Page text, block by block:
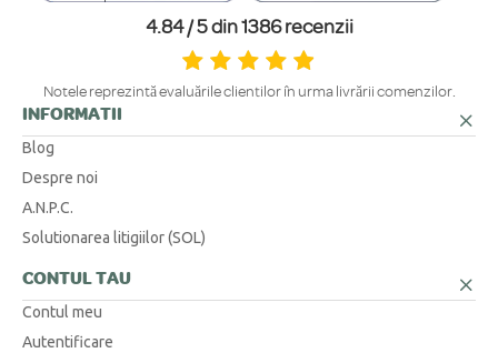
Suntem aici pentru tine! Ne poți contacta telefonic la 0371 230 499, prin
WhatsApp la +40 770 921 356 sau prin email la
4.84 / 5 din 1386 recenzii
Notele reprezintă evaluările clienților în urma livrării comenzilor.
INFORMATII
Blog
Despre noi
A.N.P.C.
Solutionarea litigiilor (SOL)
CONTUL TAU
Contul meu
Autentificare